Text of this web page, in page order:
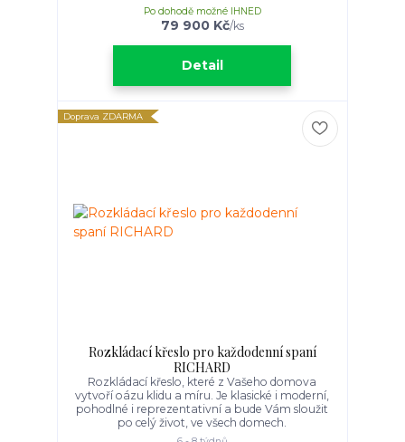
79 900 Kč/ks
Po dohodě možné IHNED
Detail
Doprava ZDARMA
Rozkládací křeslo pro každodenní spaní
RICHARD
Rozkládací křeslo, které z Vašeho domova
vytvoří oázu klidu a míru. Je klasické i moderní,
pohodlné i reprezentativní a bude Vám sloužit
po celý život, ve všech domech.